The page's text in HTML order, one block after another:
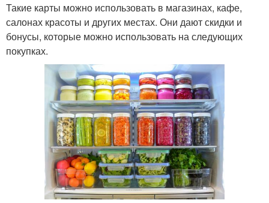
Такие карты можно использовать в магазинах, кафе,
салонах красоты и других местах. Они дают скидки и
бонусы, которые можно использовать на следующих
покупках.